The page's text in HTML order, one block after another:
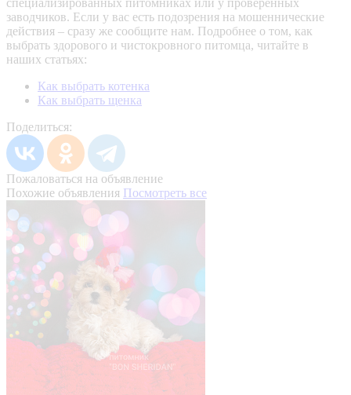
специализированных питомниках или у проверенных
заводчиков. Если у вас есть подозрения на мошеннические
действия – сразу же сообщите нам. Подробнее о том, как
выбрать здорового и чистокровного питомца, читайте в
наших статьях:
Как выбрать котенка
Как выбрать щенка
Поделиться:
Пожаловаться на объявление
Похожие объявления Посмотреть все